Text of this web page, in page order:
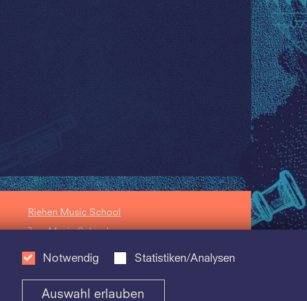
Riehen Music School
Jazz Music School
Schola Cantorum
Basiliensis Music
School
Notwendig Statistiken/Analysen
Auswahl erlauben